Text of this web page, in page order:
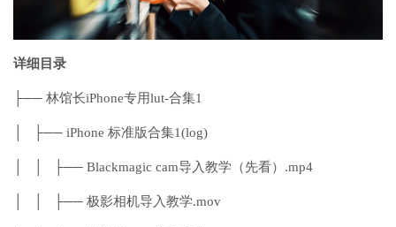
详细目录
├── 林馆长iPhone专用lut-合集1
│ ├── iPhone 标准版合集1(log)
│ │ ├── Blackmagic cam导入教学（先看）.mp4
│ │ ├── 极影相机导入教学.mov